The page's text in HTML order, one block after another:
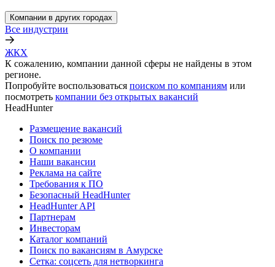
Компании в других городах
Все индустрии
ЖКХ
К сожалению, компании данной сферы не найдены в этом
регионе.
Попробуйте воспользоваться поиском по компаниям или
посмотреть компании без открытых вакансий
HeadHunter
Размещение вакансий
Поиск по резюме
О компании
Наши вакансии
Реклама на сайте
Требования к ПО
Безопасный HeadHunter
HeadHunter API
Партнерам
Инвесторам
Каталог компаний
Поиск по вакансиям в Амурске
Сетка: соцсеть для нетворкинга